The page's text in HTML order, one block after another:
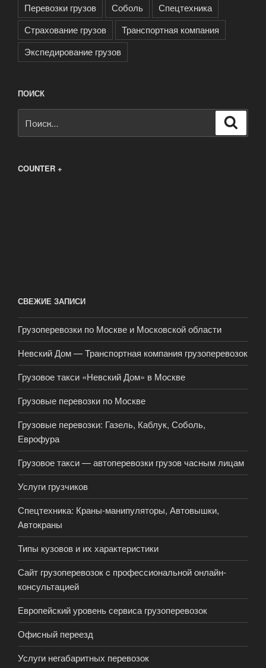
Перевозки грузов
Соболь
Спецтехника
Страхование грузов
Транспортная компания
Экспедирование грузов
ПОИСК
COUNTER +
СВЕЖИЕ ЗАПИСИ
Грузоперевозки по Москве и Московской области
Невский Дом — Транспортная компания грузоперевозок
Грузовое такси «Невский Дом» в Москве
Грузовые перевозки по Москве
Грузовые перевозки: Газель, Каблук, Соболь,
Еврофура
Грузовое такси — автоперевозки грузов часным лицам
Услуги грузчиков
Спецтехника: Краны-манипуляторы, Автовышки,
Автокраны
Типы кузовов и их характеристики
Сайт грузоперевозок c профессиональной онлайн-
консультацией
Европейский уровень сервиса грузоперевозок
Офисный переезд
Услуги негабаритных перевозок